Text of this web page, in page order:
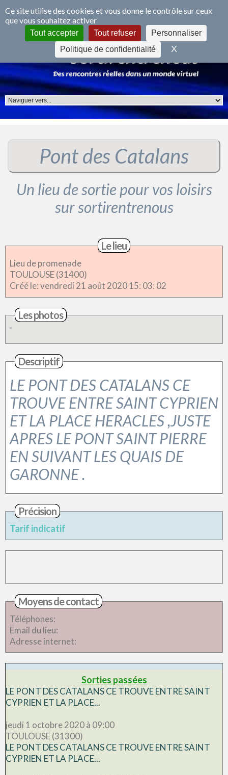
Pont des Catalans
Un lieu de sortie pour vos loisirs
sur sortirentrenous
Le lieu
Lieu de promenade
TOULOUSE (31400)
Créé le: vendredi 21 août 2020 15: 03: 02
Les photos
Descriptif
LE PONT DES CATALANS CE
TROUVE ENTRE SAINT CYPRIEN
ET LA PLACE HERACLES ,JUSTE
APRES LE PONT SAINT PIERRE
EN SUIVANT LES QUAIS DE
GARONNE .
Précision
Tarif indicatif
Moyens de contact
Téléphones:
Email du lieu:
Adresse internet:
Sorties passées
LE PONT DES CATALANS CE TROUVE ENTRE SAINT
CYPRIEN ET LA PLACE...
jeudi 1 octobre 2020 à 09:00
TOULOUSE (31300)
LE PONT DES CATALANS CE TROUVE ENTRE SAINT
CYPRIEN ET LA PLACE...
Ce site utilise des cookies et vous donne le contrôle sur ceux
que vous souhaitez activer
Tout accepter Tout refuser
Personnaliser
Politique de confidentialité
XMasquer le